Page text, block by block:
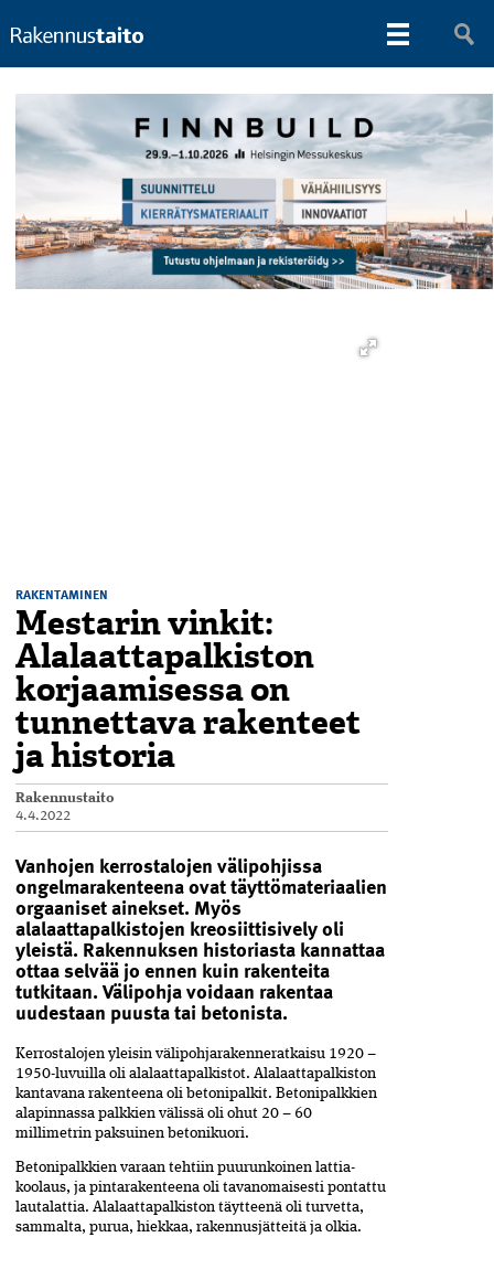
RAKENTAMINEN
Mestarin vinkit:
Alalaattapalkiston
korjaamisessa on
tunnettava rakenteet
ja historia
Rakennustaito
4.4.2022
Vanhojen kerrostalojen välipohjissa
ongelma­rakenteena ovat täyttömateriaalien
orgaaniset ainekset. Myös
alalaattapalkistojen kreosiittisively oli
yleistä. Rakennuksen historiasta kannattaa
ottaa selvää jo ennen kuin rakenteita
tutkitaan. Välipohja voidaan rakentaa
uudestaan puusta tai betonista.
Kerrostalojen yleisin välipohjarakenneratkaisu 1920 –
1950-luvuilla oli alalaatta­palkistot. Alalaattapalkiston
kantavana rakenteena oli betonipalkit. Betonipalkkien
alapinnassa palkkien välissä oli ohut 20 – 60
millimetrin paksuinen betonikuori.
Betonipalkkien varaan tehtiin puurunkoinen lattia­
koolaus, ja pintarakenteena oli tavanomaisesti pontattu
lautalattia. Alalaattapalkiston täytteenä oli turvetta,
sammalta, purua, hiekkaa, rakennusjätteitä ja olkia.